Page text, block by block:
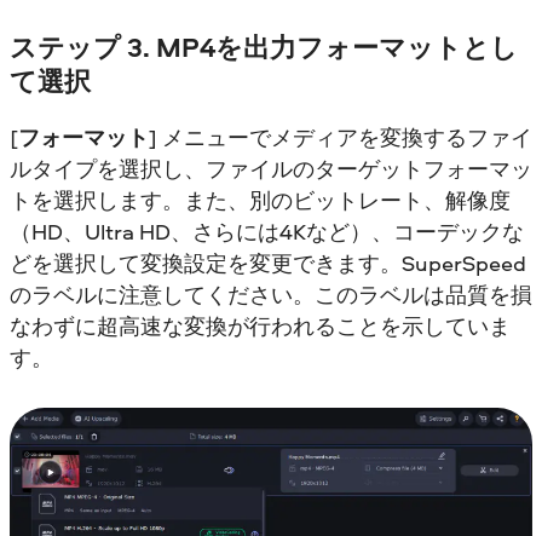
ステップ 3. MP4を出力フォーマットとし
て選択
[フォーマット] メニューでメディアを変換するファイ
ルタイプを選択し、ファイルのターゲットフォーマッ
トを選択します。また、別のビットレート、解像度
（HD、Ultra HD、さらには4Kなど）、コーデックな
どを選択して変換設定を変更できます。SuperSpeed
のラベルに注意してください。このラベルは品質を損
なわずに超高速な変換が行われることを示していま
す。